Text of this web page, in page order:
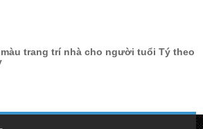
trang trí nhà cho người tuổi Tý theo